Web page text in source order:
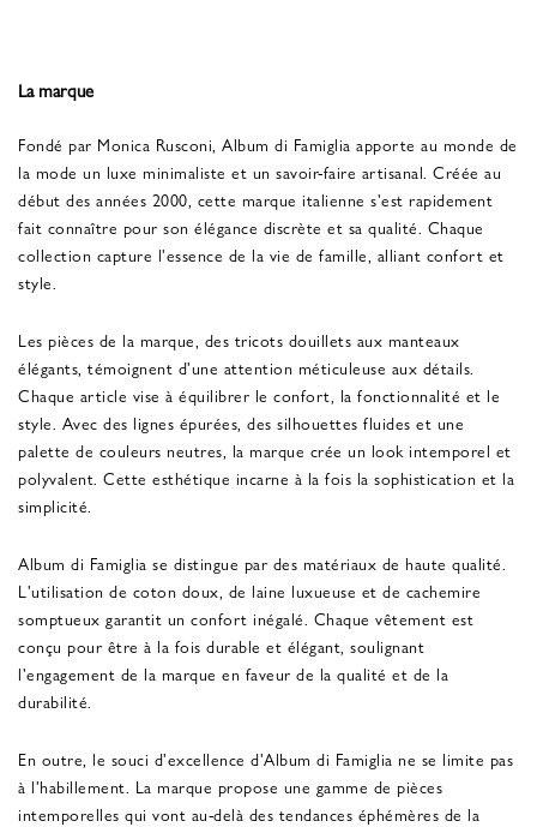
La marque
Fondé par Monica Rusconi, Album di Famiglia apporte au monde de
la mode un luxe minimaliste et un savoir-faire artisanal. Créée au
début des années 2000, cette marque italienne s'est rapidement
fait connaître pour son élégance discrète et sa qualité. Chaque
collection capture l'essence de la vie de famille, alliant confort et
style.
Les pièces de la marque, des tricots douillets aux manteaux
élégants, témoignent d'une attention méticuleuse aux détails.
Chaque article vise à équilibrer le confort, la fonctionnalité et le
style. Avec des lignes épurées, des silhouettes fluides et une
palette de couleurs neutres, la marque crée un look intemporel et
polyvalent. Cette esthétique incarne à la fois la sophistication et la
simplicité.
Album di Famiglia se distingue par des matériaux de haute qualité.
L'utilisation de coton doux, de laine luxueuse et de cachemire
somptueux garantit un confort inégalé. Chaque vêtement est
conçu pour être à la fois durable et élégant, soulignant
l'engagement de la marque en faveur de la qualité et de la
durabilité.
En outre, le souci d'excellence d'Album di Famiglia ne se limite pas
à l'habillement. La marque propose une gamme de pièces
intemporelles qui vont au-delà des tendances éphémères de la